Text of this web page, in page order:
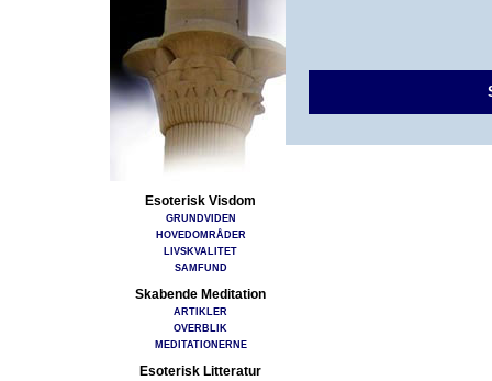
Esoterisk Visdom
GRUNDVIDEN
HOVEDOMRÅDER
LIVSKVALITET
SAMFUND
Skabende Meditation
ARTIKLER
OVERBLIK
MEDITATIONERNE
Esoterisk Litteratur